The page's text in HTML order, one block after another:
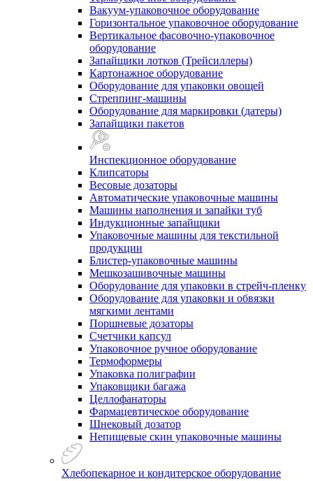
Вакуум-упаковочное оборудование
Горизонтальное упаковочное оборудование
Вертикальное фасовочно-упаковочное
оборудование
Запайщики лотков (Трейсиллеры)
Картонажное оборудование
Оборудование для упаковки овощей
Стреппинг-машины
Оборудование для маркировки (датеры)
Запайщики пакетов
Инспекционное оборудование
Клипсаторы
Весовые дозаторы
Автоматические упаковочные машины
Машины наполнения и запайки туб
Индукционные запайщики
Упаковочные машины для текстильной
продукции
Блистер-упаковочные машины
Мешкозашивочные машины
Оборудование для упаковки в стрейч-пленку
Оборудование для упаковки и обвязки
мягкими лентами
Поршневые дозаторы
Счетчики капсул
Упаковочное ручное оборудование
Термоформеры
Упаковка полиграфии
Упаковщики багажа
Целлофанаторы
Фармацевтическое оборудование
Шнековый дозатор
Непищевые скин упаковочные машины
Хлебопекарное и кондитерское оборудование